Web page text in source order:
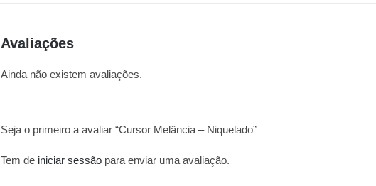
Avaliações
Ainda não existem avaliações.
Seja o primeiro a avaliar “Cursor Melância – Niquelado”
Tem de iniciar sessão para enviar uma avaliação.